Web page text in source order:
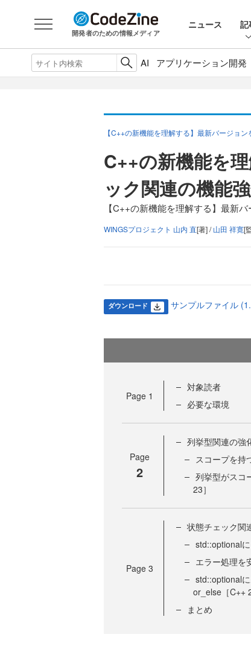
開発者のための情報メディア
ニュース 記
AI アプリケーション開発
【C++の新機能を理解する】最新バージョン
C++の新機能を
ック関連の機能
【C++の新機能を理解する】最新
WINGSプロジェクト 山内 直[著] /山田 祥寛[
ダウンロード サンプルファイル
Page 1
対象読者
必要な環境
Page
2
列挙型関連の強
スコープを持
列挙型がスコ
23］
Page 3
状態チェック関
std::optional
エラー処理を
std::optional
or_else［C++
まとめ